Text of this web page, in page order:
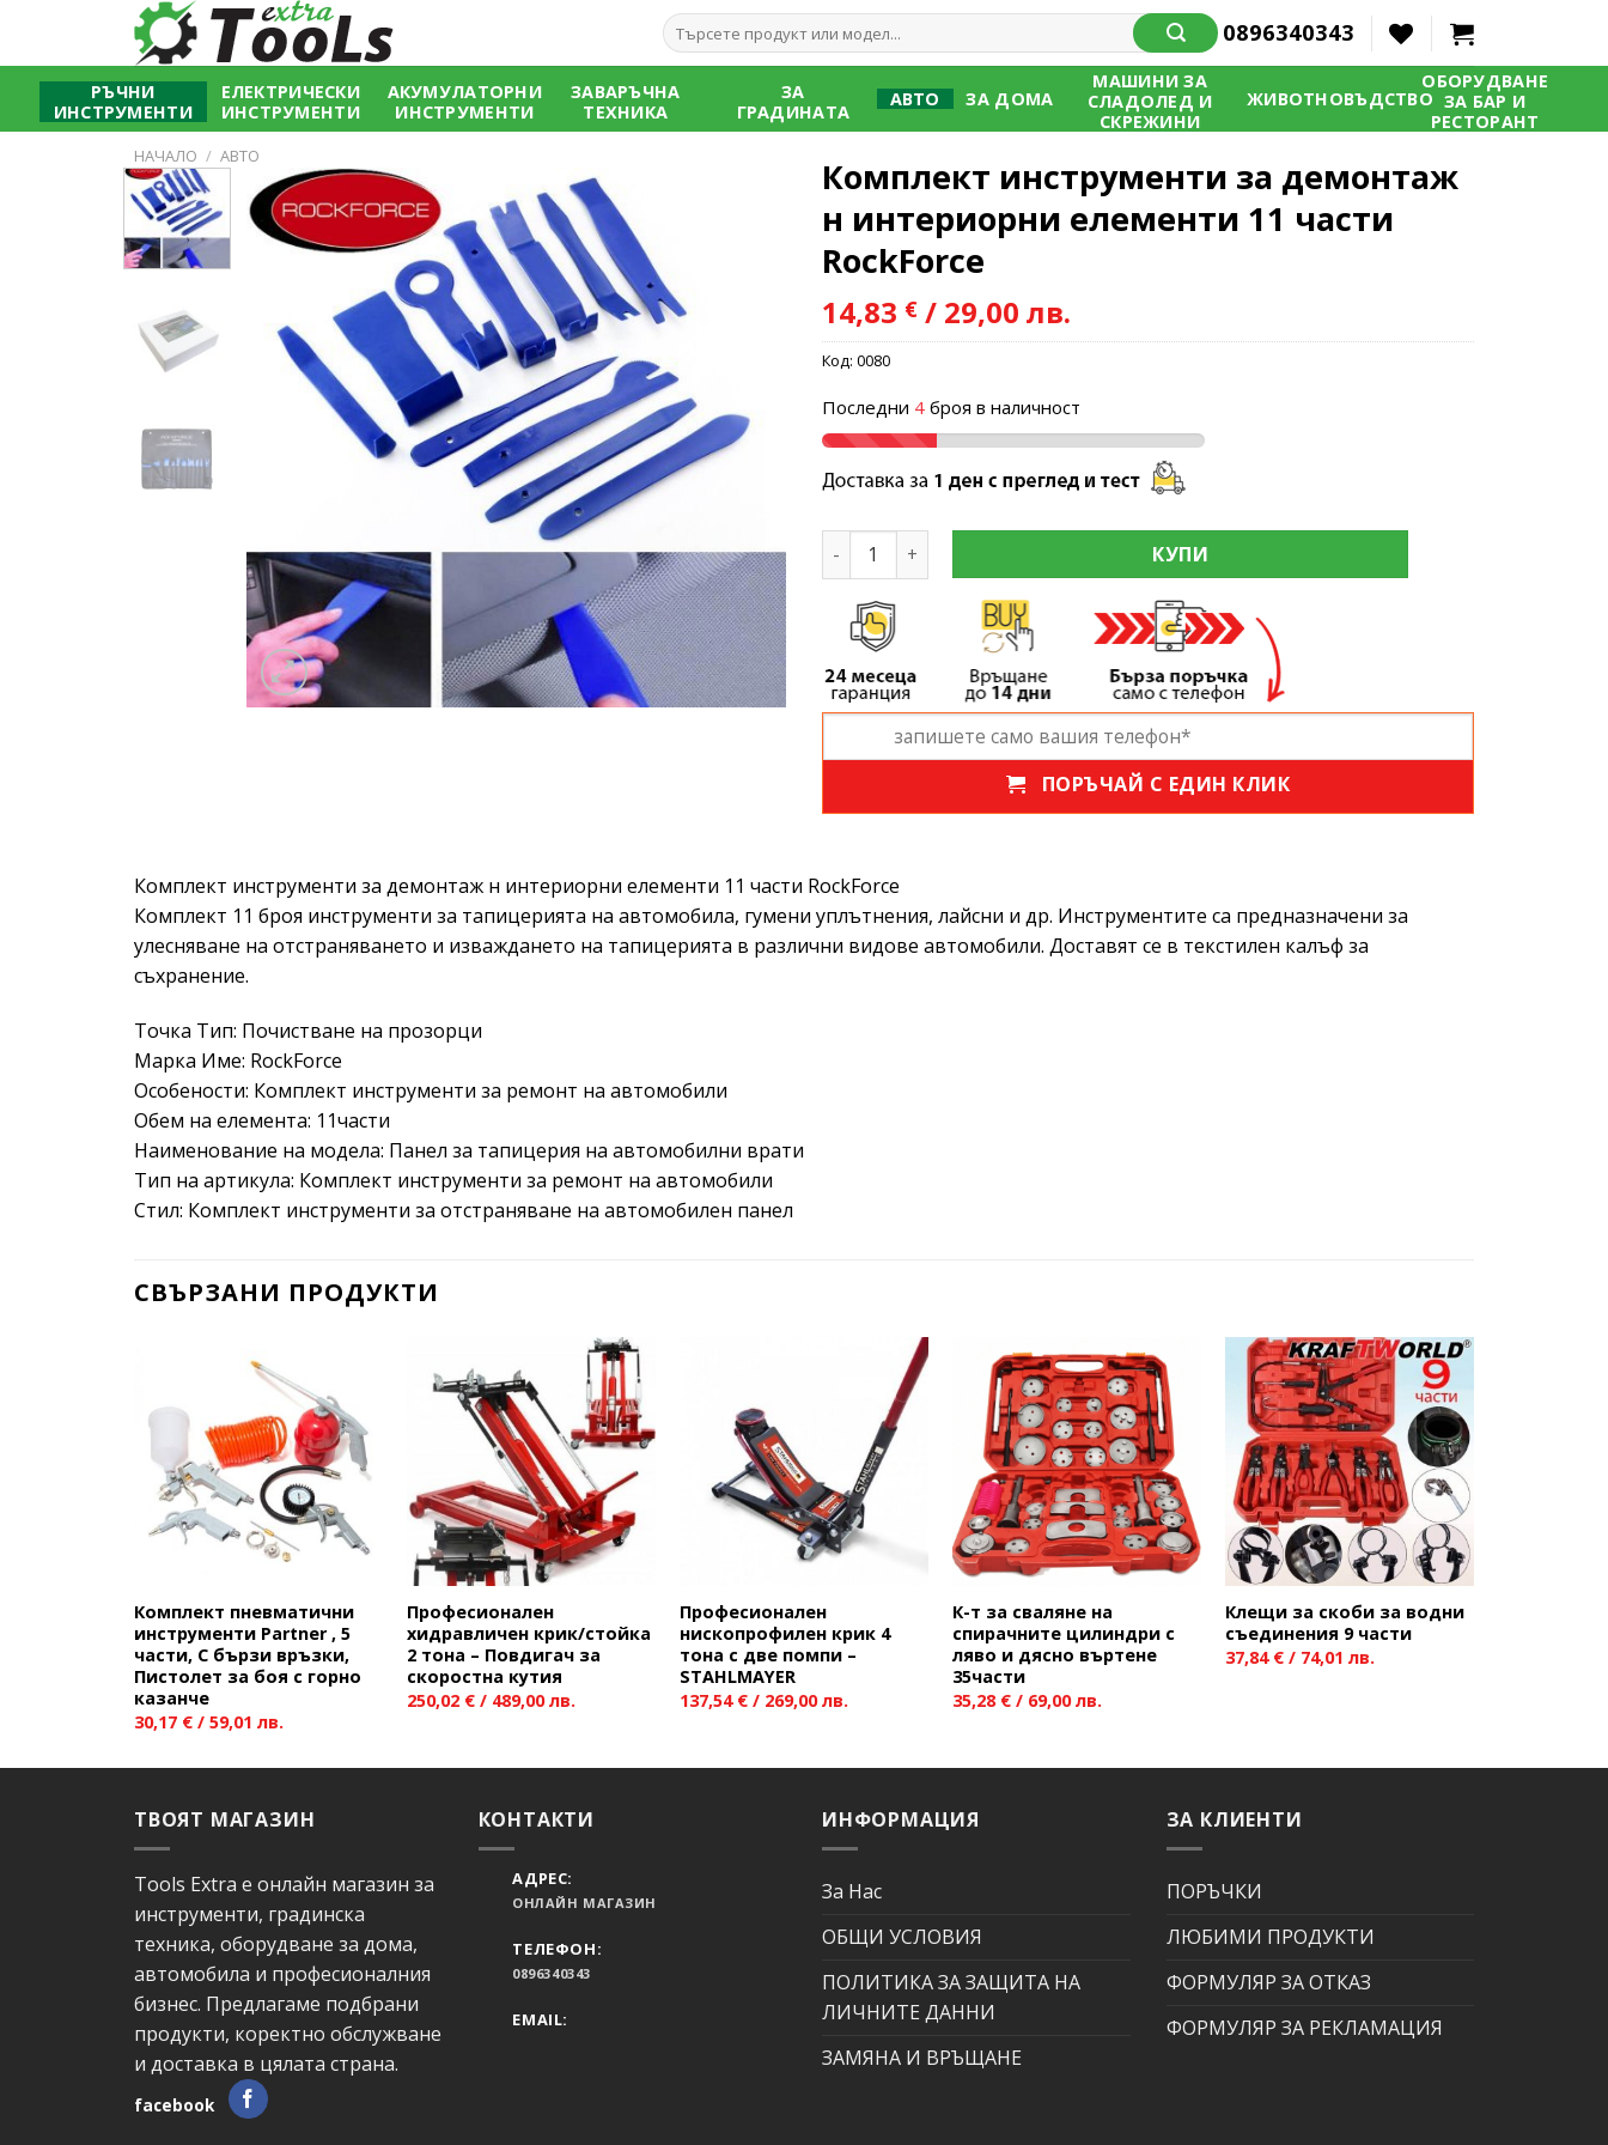
content
Търсене
за:
0896340343
РЪЧНИ
ИНСТРУМЕНТИ
ЕЛЕКТРИЧЕСКИ
ИНСТРУМЕНТИ
АКУМУЛАТОРНИ
ИНСТРУМЕНТИ
ЗАВАРЪЧНА
ТЕХНИКА
ЗА
ГРАДИНАТА
АВТО ЗА ДОМА
МАШИНИ ЗА
СЛАДОЛЕД И
СКРЕЖИНИ
ЖИВОТНОВЪДСТВО
ОБОРУДВАНЕ
ЗА БАР И
РЕСТОРАНТ
НАЧАЛО / АВТО
Комплект инструменти за демонтаж
н интериорни елементи 11 части
RockForce
14,83 € / 29,00 лв.
Код: 0080
Последни 4 броя в наличност
количество за Комплект инструменти за демонтаж н интериорни елементи 11
КУПИ
ПОРЪЧАЙ С ЕДИН КЛИК
Комплект инструменти за демонтаж н интериорни елементи 11 части RockForce
Комплект 11 броя инструменти за тапицерията на автомобила, гумени уплътнения, лайсни и др. Инструментите са предназначени за
улесняване на отстраняването и изваждането на тапицерията в различни видове автомобили. Доставят се в текстилен калъф за
съхранение.
Точка Тип: Почистване на прозорци
Марка Име: RockForce
Особености: Комплект инструменти за ремонт на автомобили
Обем на елемента: 11части
Наименование на модела: Панел за тапицерия на автомобилни врати
Тип на артикула: Комплект инструменти за ремонт на автомобили
Стил: Комплект инструменти за отстраняване на автомобилен панел
СВЪРЗАНИ ПРОДУКТИ
Add to
wishlist
Комплект пневматични
инструменти Partner , 5
части, С бързи връзки,
Пистолет за боя с горно
казанче
30,17 €/ 59,01 лв.
Add to
Професионален
хидравличен крик/стойка
2 тона – Повдигач за
скоростна кутия
250,02 €/ 489,00 лв.
Add to
wishlist
Професионален
нископрофилен крик 4
тона с две помпи –
STAHLMAYER
137,54 €/ 269,00 лв.
Add to
wishlist
К-т за сваляне на
спирачните цилиндри с
ляво и дясно въртене
35части
35,28 €/ 69,00 лв.
Add to
wishlist
Клещи за скоби за водни
съединения 9 части
37,84 €/ 74,01 лв.
ТВОЯТ МАГАЗИН
Tools Extra е онлайн магазин за
инструменти, градинска
техника, оборудване за дома,
автомобила и професионалния
бизнес. Предлагаме подбрани
продукти, коректно обслужване
и доставка в цялата страна.
facebook
КОНТАКТИ
АДРЕС:
ОНЛАЙН МАГАЗИН
ТЕЛЕФОН:
0896340343
EMAIL:
ИНФОРМАЦИЯ
За Нас
ОБЩИ УСЛОВИЯ
ПОЛИТИКА ЗА ЗАЩИТА НА
ЛИЧНИТЕ ДАННИ
ЗАМЯНА И ВРЪЩАНЕ
ЗА КЛИЕНТИ
ПОРЪЧКИ
ЛЮБИМИ ПРОДУКТИ
ФОРМУЛЯР ЗА ОТКАЗ
ФОРМУЛЯР ЗА РЕКЛАМАЦИЯ